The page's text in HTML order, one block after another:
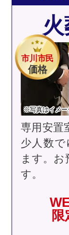
市川市民
価格
※写真はイメー
限
専用安置
少人数
ます。お
す。